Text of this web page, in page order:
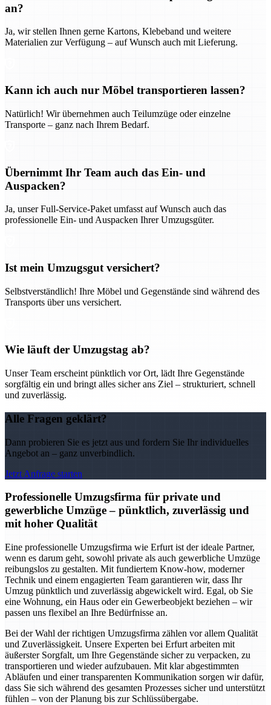
an?
Ja, wir stellen Ihnen gerne Kartons, Klebeband und weitere
Materialien zur Verfügung – auf Wunsch auch mit Lieferung.
Kann ich auch nur Möbel transportieren lassen?
Natürlich! Wir übernehmen auch Teilumzüge oder einzelne
Transporte – ganz nach Ihrem Bedarf.
Übernimmt Ihr Team auch das Ein- und
Auspacken?
Ja, unser Full-Service-Paket umfasst auf Wunsch auch das
professionelle Ein- und Auspacken Ihrer Umzugsgüter.
Ist mein Umzugsgut versichert?
Selbstverständlich! Ihre Möbel und Gegenstände sind während des
Transports über uns versichert.
Wie läuft der Umzugstag ab?
Unser Team erscheint pünktlich vor Ort, lädt Ihre Gegenstände
sorgfältig ein und bringt alles sicher ans Ziel – strukturiert, schnell
und zuverlässig.
Alle Fragen geklärt?
Dann probieren Sie es jetzt aus und fordern Sie Ihr individuelles
Angebot an – ganz unverbindlich.
Jetzt Anfrage starten
Professionelle Umzugsfirma für private und
gewerbliche Umzüge – pünktlich, zuverlässig und
mit hoher Qualität
Eine professionelle Umzugsfirma wie Erfurt ist der ideale Partner,
wenn es darum geht, sowohl private als auch gewerbliche Umzüge
reibungslos zu gestalten. Mit fundiertem Know-how, moderner
Technik und einem engagierten Team garantieren wir, dass Ihr
Umzug pünktlich und zuverlässig abgewickelt wird. Egal, ob Sie
eine Wohnung, ein Haus oder ein Gewerbeobjekt beziehen – wir
passen uns flexibel an Ihre Bedürfnisse an.
Bei der Wahl der richtigen Umzugsfirma zählen vor allem Qualität
und Zuverlässigkeit. Unsere Experten bei Erfurt arbeiten mit
äußerster Sorgfalt, um Ihre Gegenstände sicher zu verpacken, zu
transportieren und wieder aufzubauen. Mit klar abgestimmten
Abläufen und einer transparenten Kommunikation sorgen wir dafür,
dass Sie sich während des gesamten Prozesses sicher und unterstützt
fühlen – von der Planung bis zur Schlüssübergabe.